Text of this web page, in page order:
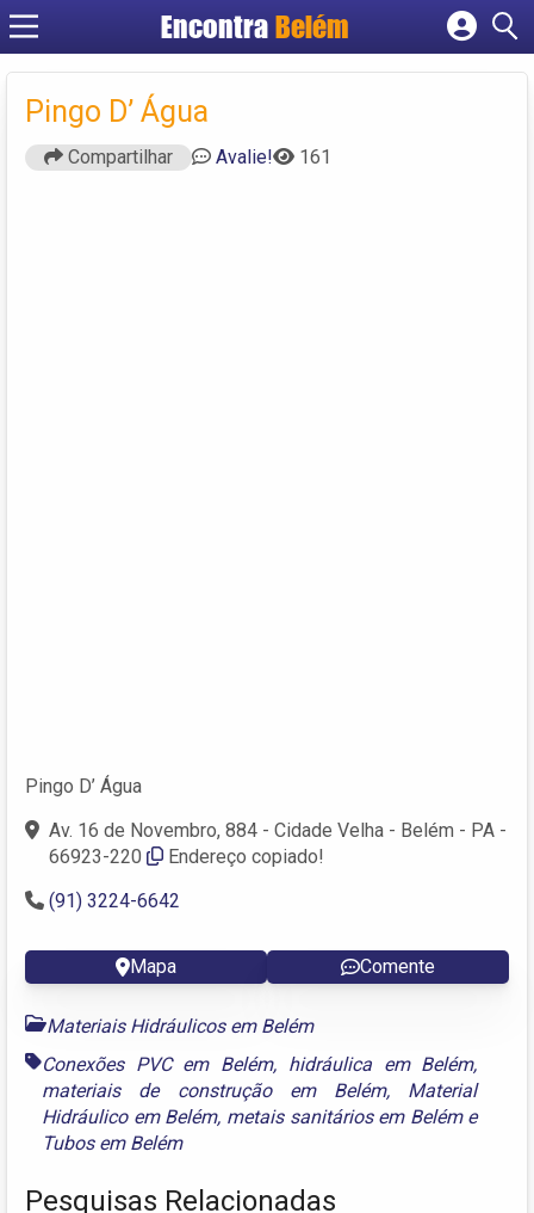
EncontraBelém
Cadastrar empresa
Pingo D’ Água
Compartilhar Avalie! 161
Pingo D’ Água
Av. 16 de Novembro, 884 - Cidade Velha - Belém - PA -
66923-220
Endereço copiado!
(91) 3224-6642
Mapa Comente
Materiais Hidráulicos em Belém
Conexões PVC em Belém, hidráulica em Belém,
materiais de construção em Belém, Material
Hidráulico em Belém, metais sanitários em Beléme
Tubos em Belém
Pesquisas Relacionadas